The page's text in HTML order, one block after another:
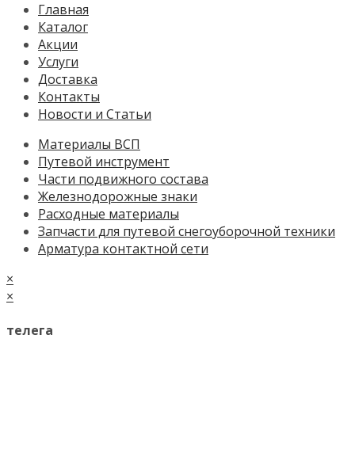
Главная
Каталог
Акции
Услуги
Доставка
Контакты
Новости и Статьи
Материалы ВСП
Путевой инструмент
Части подвижного состава
Железнодорожные знаки
Расходные материалы
Запчасти для путевой снегоуборочной техники
Арматура контактной сети
×
×
телега